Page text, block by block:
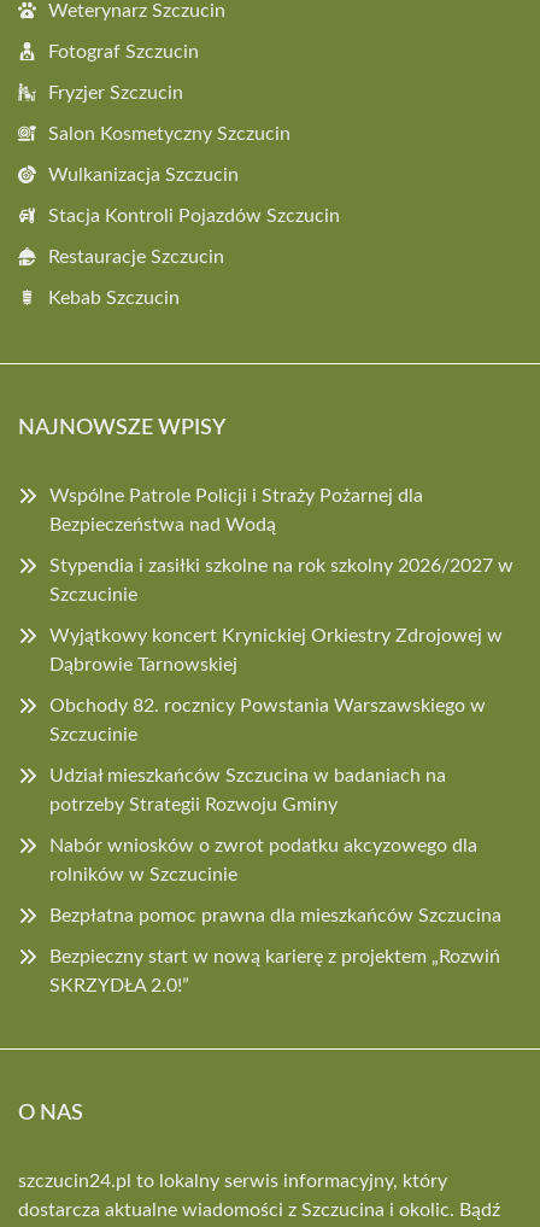
Weterynarz Szczucin
Fotograf Szczucin
Fryzjer Szczucin
Salon Kosmetyczny Szczucin
Wulkanizacja Szczucin
Stacja Kontroli Pojazdów Szczucin
Restauracje Szczucin
Kebab Szczucin
NAJNOWSZE WPISY
Wspólne Patrole Policji i Straży Pożarnej dla
Bezpieczeństwa nad Wodą
Stypendia i zasiłki szkolne na rok szkolny 2026/2027 w
Szczucinie
Wyjątkowy koncert Krynickiej Orkiestry Zdrojowej w
Dąbrowie Tarnowskiej
Obchody 82. rocznicy Powstania Warszawskiego w
Szczucinie
Udział mieszkańców Szczucina w badaniach na
potrzeby Strategii Rozwoju Gminy
Nabór wniosków o zwrot podatku akcyzowego dla
rolników w Szczucinie
Bezpłatna pomoc prawna dla mieszkańców Szczucina
Bezpieczny start w nową karierę z projektem „Rozwiń
SKRZYDŁA 2.0!”
O NAS
szczucin24.pl to lokalny serwis informacyjny, który
dostarcza aktualne wiadomości z Szczucina i okolic. Bądź